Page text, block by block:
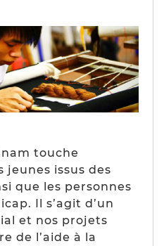
touche
issus des
que les personnes
Il s’agit d’un
et nos projets
de l’aide à la